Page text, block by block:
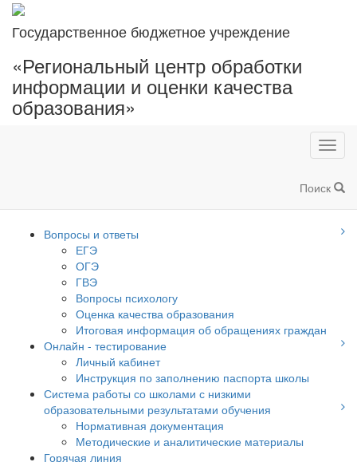
Государственное бюджетное учреждение
«Региональный центр обработки
информации и оценки качества
образования»
Поиск
Вопросы и ответы
ЕГЭ
ОГЭ
ГВЭ
Вопросы психологу
Оценка качества образования
Итоговая информация об обращениях граждан
Онлайн - тестирование
Личный кабинет
Инструкция по заполнению паспорта школы
Система работы со школами с низкими
образовательными результатами обучения
Нормативная документация
Методические и аналитические материалы
Горячая линия